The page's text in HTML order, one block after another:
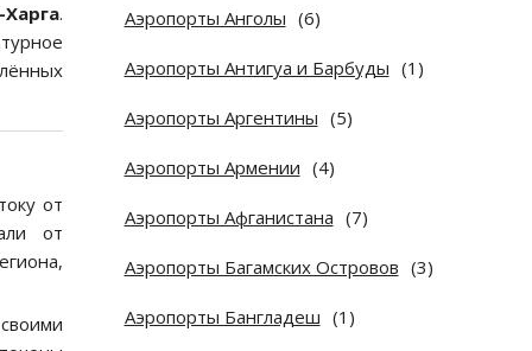
.
от
от
Аэропорты Анголы (6)
Аэропорты Антигуа и Барбуды (1)
Аэропорты Аргентины (5)
Аэропорты Армении (4)
Аэропорты Афганистана (7)
Аэропорты Багамских Островов (3)
Аэропорты Бангладеш (1)